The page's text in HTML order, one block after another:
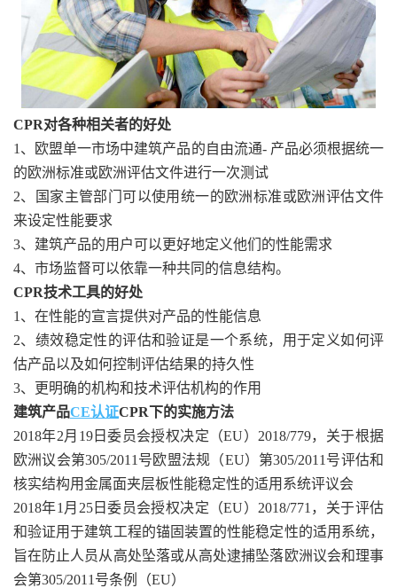
CPR对各种相关者的好处
1、欧盟单一市场中建筑产品的自由流通- 产品必须根据统一
的欧洲标准或欧洲评估文件进行一次测试
2、国家主管部门可以使用统一的欧洲标准或欧洲评估文件
来设定性能要求
3、建筑产品的用户可以更好地定义他们的性能需求
4、市场监督可以依靠一种共同的信息结构。
CPR技术工具的好处
1、在性能的宣言提供对产品的性能信息
2、绩效稳定性的评估和验证是一个系统，用于定义如何评
估产品以及如何控制评估结果的持久性
3、更明确的机构和技术评估机构的作用
建筑产品CE认证CPR下的实施方法
2018年2月19日委员会授权决定（EU）2018/779，关于根据
欧洲议会第305/2011号欧盟法规（EU）第305/2011号评估和
核实结构用金属面夹层板性能稳定性的适用系统评议会
2018年1月25日委员会授权决定（EU）2018/771，关于评估
和验证用于建筑工程的锚固装置的性能稳定性的适用系统，
旨在防止人员从高处坠落或从高处逮捕坠落欧洲议会和理事
会第305/2011号条例（EU）